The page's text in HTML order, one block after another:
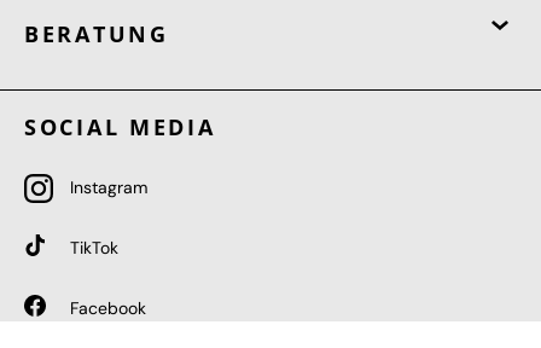
BERATUNG
SOCIAL MEDIA
Instagram
TikTok
Facebook